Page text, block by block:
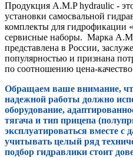
Продукция A.M.P hydraulic -
установки самосвальной
комплекты для гидрофикации
сервисные наборы. Марка
представлена в России,
популярностью и признана
по соотношению цена-
Обращаем ваше внимание,
надежной работы должно
оборудование,
тягача и тип прицепа
эксплуатироваться вместе с
учитывать целый ряд
подбор гидравлики стоит